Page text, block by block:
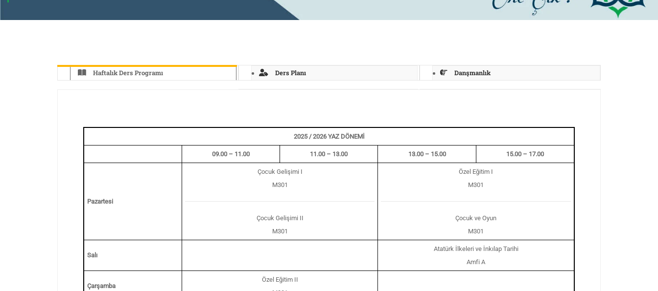
Haftalık Ders Programı Ders Planı Danşmanlık
2025 / 2026 YAZ DÖNEMİ
09.00 – 11.00 11.00 – 13.00 13.00 – 15.00 15.00 – 17.00
Pazartesi
Çocuk Gelişimi I
M301
Çocuk Gelişimi II
M301
Özel Eğitim I
M301
Çocuk ve Oyun
M301
Salı
Atatürk İlkeleri ve İnkılap Tarihi
Amfi A
Çarşamba
Özel Eğitim II